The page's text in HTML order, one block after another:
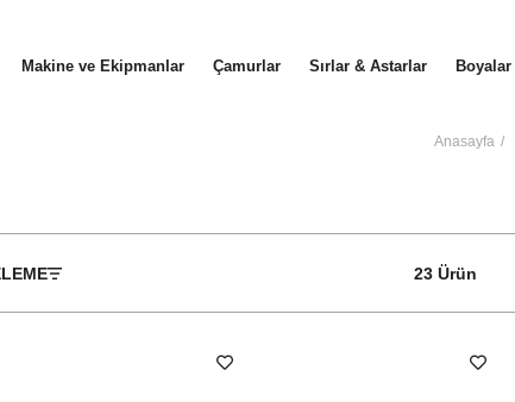
Makine ve Ekipmanlar Çamurlar Sırlar & Astarlar Boyalar
Anasayfa
23 Ürün